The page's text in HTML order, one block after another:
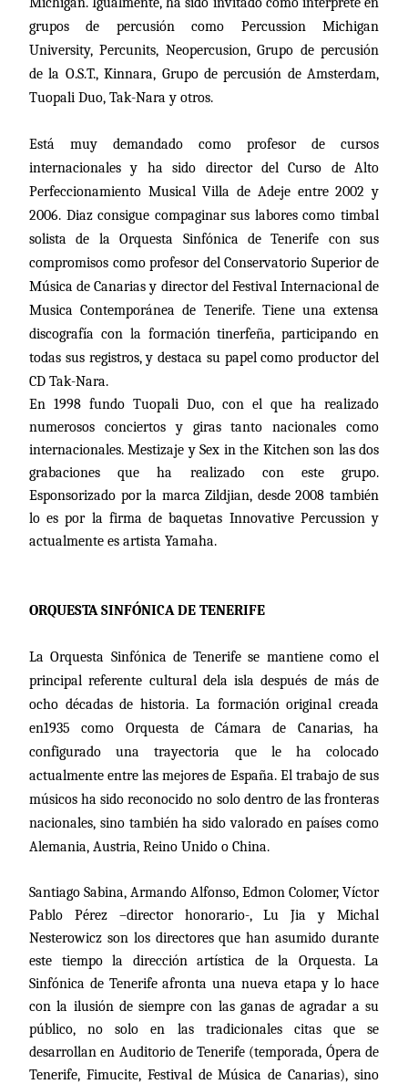
grupos de percusión como Percussion Michigan
University, Percunits, Neopercusion, Grupo de percusión
de la O.S.T., Kinnara, Grupo de percusión de Amsterdam,
Tuopali Duo, Tak-Nara y otros.
Está muy demandado como profesor de cursos
internacionales y ha sido director del Curso de Alto
Perfeccionamiento Musical Villa de Adeje entre 2002 y
2006. Diaz consigue compaginar sus labores como timbal
solista de la Orquesta Sinfónica de Tenerife con sus
compromisos como profesor del Conservatorio Superior de
Música de Canarias y director del Festival Internacional de
Musica Contemporánea de Tenerife. Tiene una extensa
discografía con la formación tinerfeña, participando en
todas sus registros, y destaca su papel como productor del
CD Tak-Nara.
En 1998 fundo Tuopali Duo, con el que ha realizado
numerosos conciertos y giras tanto nacionales como
internacionales. Mestizaje y Sex in the Kitchen son las dos
grabaciones que ha realizado con este grupo.
Esponsorizado porla marca Zildjian, desde 2008 también
lo es por la firma de baquetas Innovative Percussion y
actualmente es artista Yamaha.
ORQUESTA SINFÓNICA DE TENERIFE
La Orquesta Sinfónica de Tenerife se mantiene como el
principal referente cultural dela isla después de más de
ocho décadas de historia. La formación original creada
en1935 como Orquesta de Cámara de Canarias, ha
configurado una trayectoria que le ha colocado
actualmente entre las mejores de España. El trabajo de sus
músicos ha sido reconocido no solo dentro de las fronteras
nacionales, sino también ha sido valorado en países como
Alemania, Austria, Reino Unido o China.
Santiago Sabina, Armando Alfonso, Edmon Colomer, Víctor
Pablo Pérez –director honorario-, Lu Jia y Michal
Nesterowicz son los directores que han asumido durante
este tiempo la dirección artística de la Orquesta. La
Sinfónica de Tenerife afronta una nueva etapa y lo hace
con la ilusión de siempre con las ganas de agradar a su
público, no solo en las tradicionales citas que se
desarrollan en Auditorio de Tenerife (temporada, Ópera de
Tenerife, Fimucite, Festival de Música de Canarias), sino